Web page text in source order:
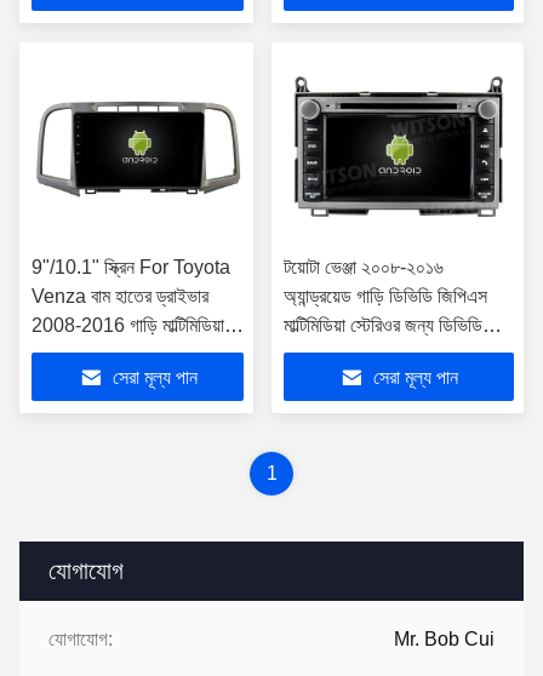
যোগাযোগ
যোগাযোগ: Mr. Bob Cui
9"/10.1" স্ক্রিন For Toyota
Venza বাম হাতের ড্রাইভার
2008-2016 গাড়ি মাল্টিমিডিয়া
স্টেরিও
সেরা মূল্য পান
টয়োটা ভেঞ্জা ২০০৮-২০১৬
অ্যান্ড্রয়েড গাড়ি ডিভিডি জিপিএস
মাল্টিমিডিয়া স্টেরিওর জন্য ডিভিডি
ডেক সহ 7 "স্ক্রিন ই এম স্টাইল
সেরা মূল্য পান
1